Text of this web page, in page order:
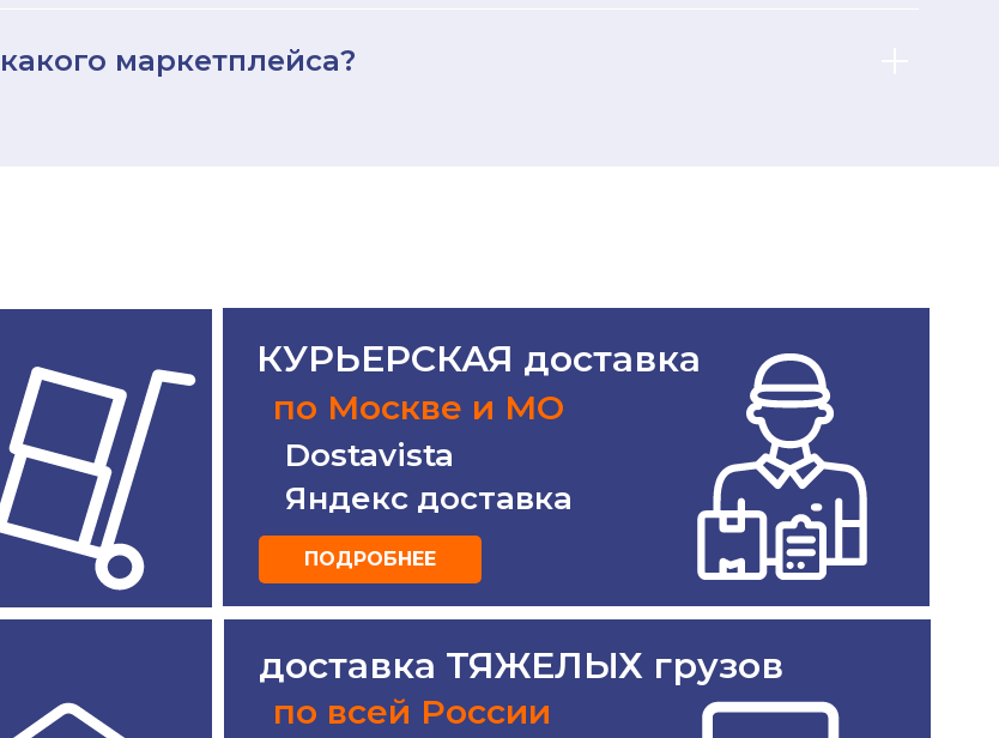
маркетплейса?
КУРЬЕРСКАЯ доставка
ПОДРОБНЕЕ
Dostavista
Яндекс доставка
по Москве и МО
доставка ТЯЖЕЛЫХ грузов
по всей России